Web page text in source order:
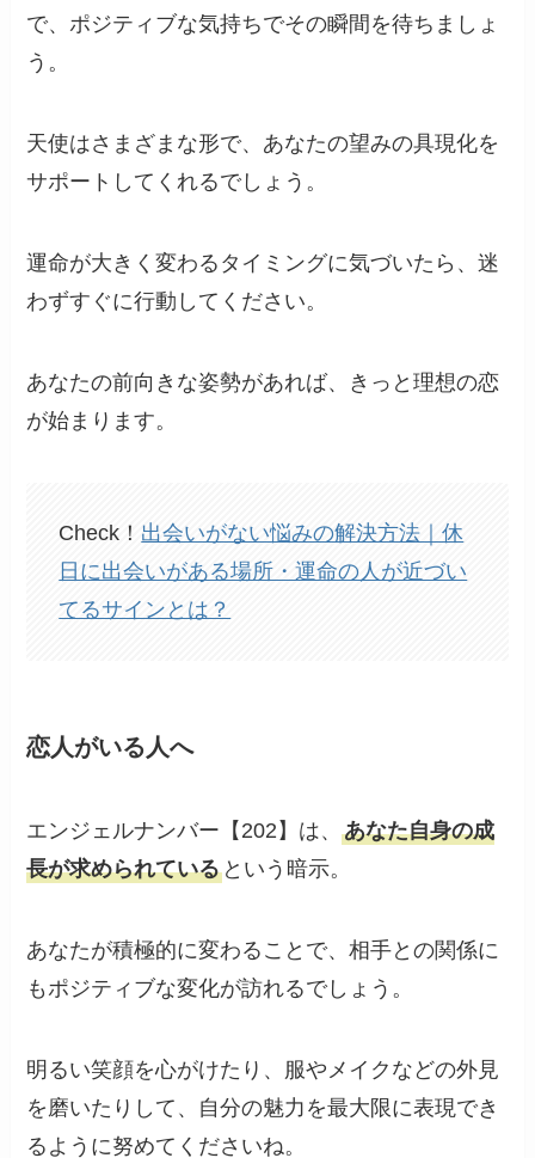
で、ポジティブな気持ちでその瞬間を待ちましょ
う。
天使はさまざまな形で、あなたの望みの具現化を
サポートしてくれるでしょう。
運命が大きく変わるタイミングに気づいたら、迷
わずすぐに行動してください。
あなたの前向きな姿勢があれば、きっと理想の恋
が始まります。
Check！ 出会いがない悩みの解決方法｜休
日に出会いがある場所・運命の人が近づい
てるサインとは？
恋人がいる人へ
エンジェルナンバー【202】は、あなた自身の成
長が求められている という暗示。
あなたが積極的に変わることで、相手との関係に
もポジティブな変化が訪れるでしょう。
明るい笑顔を心がけたり、服やメイクなどの外見
を磨いたりして、自分の魅力を最大限に表現でき
るように努めてくださいね。